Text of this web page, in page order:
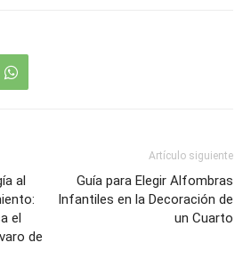
al
el
de
Artículo siguiente
Guía para Elegir Alfombras
Infantiles en la Decoración de
un Cuarto